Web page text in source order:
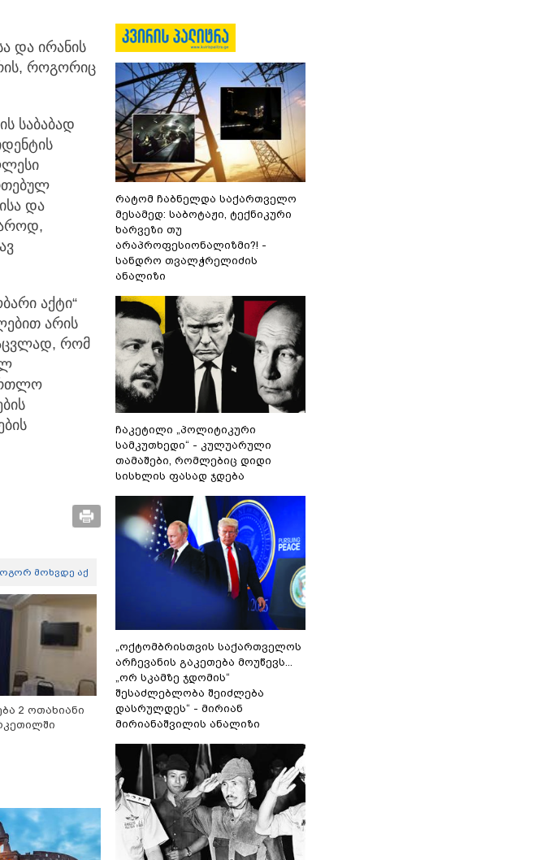
და ირანის
როგორიც
საბაბად
და
აქტი“
არის
რომ
მოხვდე აქ
2 ოთახიანი
რატომ ჩაბნელდა საქართველო
მესამედ: საბოტაჟი, ტექნიკური
ხარვეზი თუ
არაპროფესიონალიზმი?! -
სანდრო თვალჭრელიძის
ანალიზი
ჩაკეტილი „პოლიტიკური
სამკუთხედი“ - კულუარული
თამაშები, რომლებიც დიდი
სისხლის ფასად ჯდება
„ოქტომბრისთვის საქართველოს
არჩევანის გაკეთება მოუწევს...
„ორ სკამზე ჯდომის“
შესაძლებლობა შეიძლება
დასრულდეს“ - მირიან
მირიანაშვილის ანალიზი